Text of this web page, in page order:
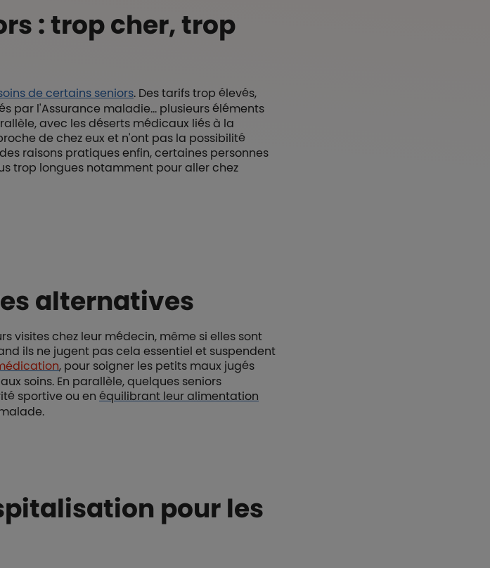
: trop cher, trop
de certains seniors. Des tarifs trop élevés,
par l'Assurance maladie… plusieurs éléments
avec les déserts médicaux liés à la
de chez eux et n'ont pas la possibilité
des raisons pratiques enfin, certaines personnes
trop longues notamment pour aller chez
alternatives
visites chez leur médecin, même si elles sont
ils ne jugent pas cela essentiel et suspendent
, pour soigner les petits maux jugés
soins. En parallèle, quelques seniors
sportive ou en équilibrant leur alimentation
pour les